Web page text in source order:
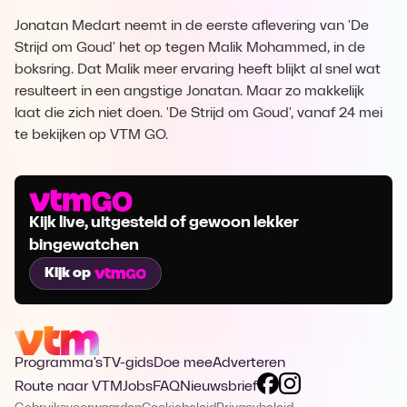
Jonatan Medart neemt in de eerste aflevering van 'De
Strijd om Goud' het op tegen Malik Mohammed, in de
boksring. Dat Malik meer ervaring heeft blijkt al snel wat
resulteert in een angstige Jonatan. Maar zo makkelijk
laat die zich niet doen. 'De Strijd om Goud', vanaf 24 mei
te bekijken op VTM GO.
Kijk live, uitgesteld of gewoon lekker
bingewatchen
Kijk op
Programma's TV-gidsDoe meeAdverteren
Route naar VTMJobsFAQNieuwsbrief